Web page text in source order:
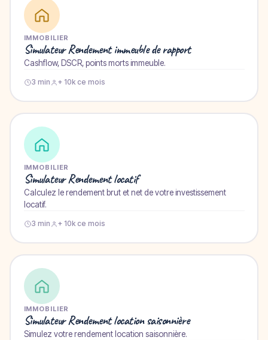
IMMOBILIER
Simulateur Rendement immeuble de rapport
Cashflow, DSCR, points morts immeuble.
3 min + 10k ce mois
IMMOBILIER
Simulateur Rendement locatif
Calculez le rendement brut et net de votre investissement
locatif.
3 min + 10k ce mois
IMMOBILIER
Simulateur Rendement location saisonnière
Simulez votre rendement location saisonnière.